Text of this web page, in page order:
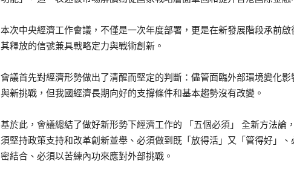
本次中央經濟工作會議，不僅是一次年度部署，更是在新發展階段承前啟
其釋放的信號兼具戰略定力與戰術創新。
會議首先對經濟形勢做出了清醒而堅定的判斷：儘管面臨外部環境變化
與新挑戰，但我國經濟長期向好的支撐條件和基本趨勢沒有改變。
基於此，會議總結了做好新形勢下經濟工作的 「五個必須」 全新方法論
須堅持政策支持和改革創新並舉、必須做到既「放得活」又「管得好」
密結合、必須以苦練內功來應對外部挑戰。